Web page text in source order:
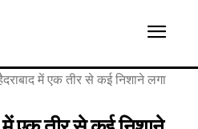
में एक तीर से कई निशाने लगा